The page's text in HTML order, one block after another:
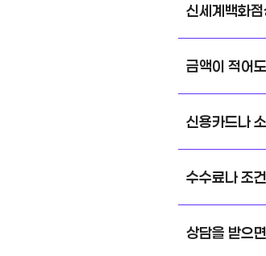
신세계백화
금액이 적어
신용카드나
수수료나 조
상담을 받으